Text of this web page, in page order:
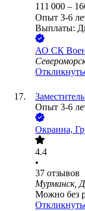
111 000 –
Опыт 3-6
Выплаты:
АО СК
Опыт 3-6
Окраина,
4.4
•
37 отзывов
Мурманск,
Можно без